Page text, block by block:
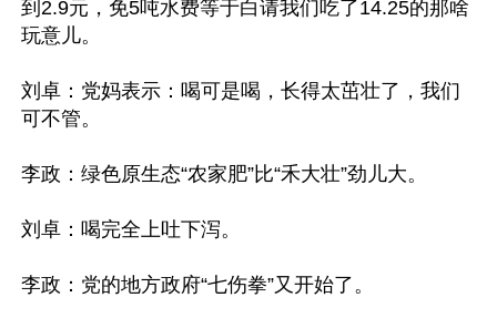
到2.9元，免5吨水费等于白请我们吃了14.25的那啥
玩意儿。
刘卓：党妈表示：喝可是喝，长得太茁壮了，我们
可不管。
李政：绿色原生态“农家肥”比“禾大壮”劲儿大。
刘卓：喝完全上吐下泻。
李政：党的地方政府“七伤拳”又开始了。